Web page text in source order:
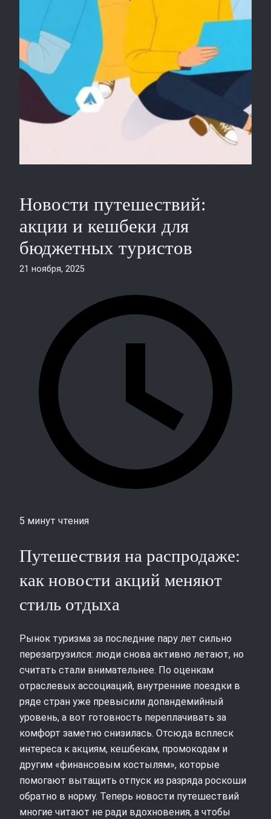
Новости путешествий:
акции и кешбеки для
бюджетных туристов
21 ноября, 2025
5 минут чтения
Путешествия на распродаже:
как новости акций меняют
стиль отдыха
Рынок туризма за последние пару лет сильно
перезагрузился: люди снова активно летают, но
считать стали внимательнее. По оценкам
отраслевых ассоциаций, внутренние поездки в
ряде стран уже превысили допандемийный
уровень, а вот готовность переплачивать за
комфорт заметно снизилась. Отсюда всплеск
интереса к акциям, кешбекам, промокодам и
другим «финансовым костылям», которые
помогают вытащить отпуск из разряда роскоши
обратно в норму. Теперь новости путешествий
многие читают не ради вдохновения, а чтобы